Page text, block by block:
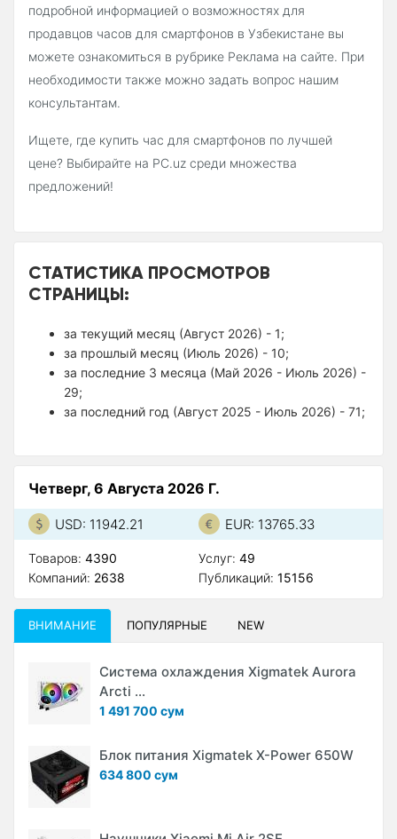
подробной информацией о возможностях для
продавцов часов для смартфонов в Узбекистане вы
можете ознакомиться в рубрике Реклама на сайте. При
необходимости также можно задать вопрос нашим
консультантам.
Ищете, где купить час для смартфонов по лучшей
цене? Выбирайте на PC.uz среди множества
предложений!
СТАТИСТИКА ПРОСМОТРОВ
СТРАНИЦЫ:
за текущий месяц (Август 2026) - 1;
за прошлый месяц (Июль 2026) - 10;
за последние 3 месяца (Май 2026 - Июль 2026) -
29;
за последний год (Август 2025 - Июль 2026) - 71;
Четверг, 6 Августа 2026 Г.
USD: 11942.21 EUR: 13765.33
Товаров: 4390
Компаний: 2638
Услуг: 49
Публикаций: 15156
ВНИМАНИЕ ПОПУЛЯРНЫЕ NEW
Система охлаждения Xigmatek Aurora
Arcti ...
1 491 700 сум
Блок питания Xigmatek X-Power 650W
634 800 сум